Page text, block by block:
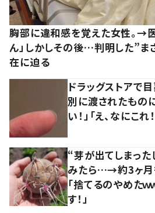
胸部に違和感を覚えた女性。→
ん」しかしその後…判明した”ま
在に迫る
ドラッグストアで
別に渡されたもの
い！」「え、なにこれ！
“芽が出てしまっ
みたら…→約3ヶ月
「捨てるのやめたｗ
す！」